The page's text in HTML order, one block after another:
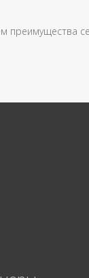
преимущества